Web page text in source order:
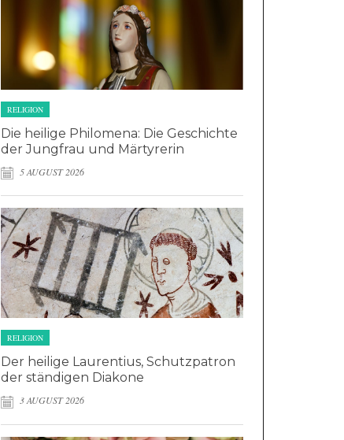
RELIGION
Die heilige Philomena: Die Geschichte
der Jungfrau und Märtyrerin
5 AUGUST 2026
RELIGION
Der heilige Laurentius, Schutzpatron
der ständigen Diakone
3 AUGUST 2026